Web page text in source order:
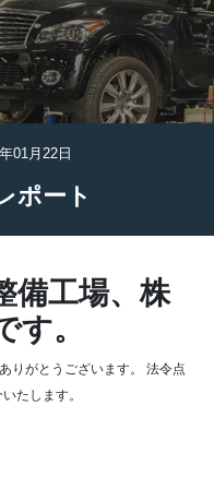
01月22日
ポート
備工場、株
す。
がとうございます。
法令点
たします。